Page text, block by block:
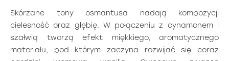
Skórzane tony osmantusa nadają kompozycji
cielesność oraz głębię. W połączeniu z cynamonem i
szałwią tworzą efekt miękkiego, aromatycznego
materiału, pod którym zaczyna rozwijać się coraz